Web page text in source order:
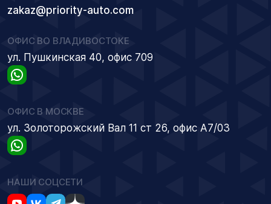
zakaz@priority-auto.com
ОФИС ВО ВЛАДИВОСТОКЕ
ул. Пушкинская 40, офис 709
ОФИС В МОСКВЕ
ул. Золоторожский Вал 11 ст 26, офис А7/03
НАШИ СОЦСЕТИ